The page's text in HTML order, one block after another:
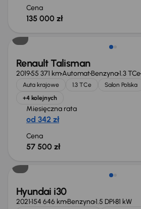
Cena
135 000 zł
Renault Talisman
201955 371 kmAutomatBenzyna1.3 TCe
Auta krajowe 1.3 TCe Salon Polska
+4 kolejnych
Miesięczna rata
od 342 zł
Cena
57 500 zł
Możliwość odliczenia VAT
Hyundai i30
2021154 646 kmBenzyna1.5 DPI81 kW